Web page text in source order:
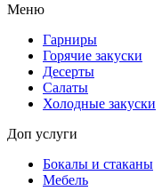
Меню
Гарниры
Горячие закуски
Десерты
Салаты
Холодные закуски
Доп услуги
Бокалы и стаканы
Мебель